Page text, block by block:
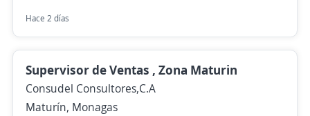
Hace 2 días
Supervisor de Ventas , Zona Maturin
Consudel Consultores,C.A
Maturín, Monagas